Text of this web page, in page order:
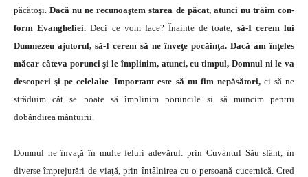
păcătoşi.Dacă nu ne recunoaştem starea de păcat, atunci nu trăim con­
form Evangheliei. Deci ce vom face? Înainte de toate, să-I cerem lui
Dumnezeu ajutorul, să-I cerem să ne în­veţe pocăinţa. Dacă am înţeles
măcar câteva porunci şi le împlinim, atunci, cu timpul, Domnul ni le va
desco­peri şi pe celelalte. Important este să nu fim nepăsători, ci să ne
străduim cât se poate să împlinim poruncile si să muncim pentru
dobândirea mântuirii.
Domnul ne învaţă în multe feluri adevărul: prin Cu­vântul Său sfânt, în
diverse împrejurări de viaţă, prin întâlnirea cu o persoană cucernică. Cred